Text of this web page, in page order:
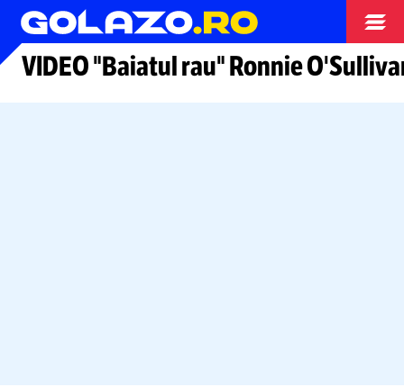
Snooker
VIDEO "Baiatul rau" Ronnie